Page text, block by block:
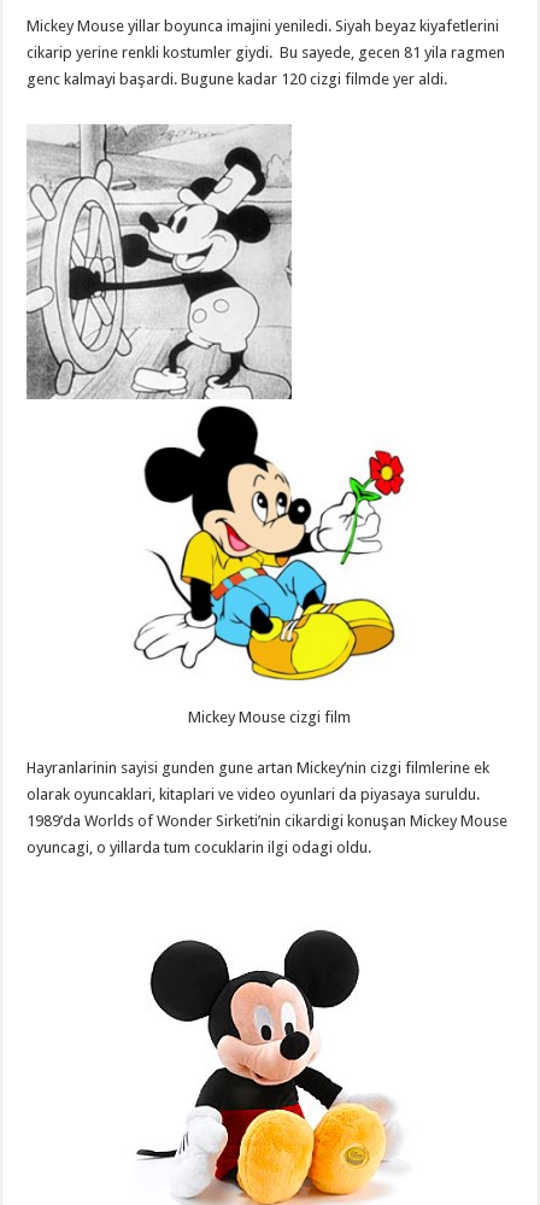
Mickey Mouse yillar boyunca imajini yeniledi. Siyah beyaz kiyafetlerini
cikarip yerine renkli kostumler giydi. Bu sayede, gecen 81 yila ragmen
genc kalmayi başardi. Bugune kadar 120 cizgi filmde yer aldi.
Mickey Mouse cizgi film
Hayranlarinin sayisi gunden gune artan Mickey’nin cizgi filmlerine ek
olarak oyuncaklari, kitaplari ve video oyunlari da piyasaya suruldu.
1989’da Worlds of Wonder Sirketi’nin cikardigi konuşan Mickey Mouse
oyuncagi, o yillarda tum cocuklarin ilgi odagi oldu.